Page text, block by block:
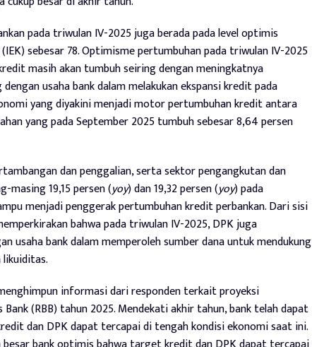
pada triwulan IV-2025 juga berada pada level optimis
sebesar 78. Optimisme pertumbuhan pada triwulan IV-2025
masih akan tumbuh seiring dengan meningkatnya
usaha bank dalam melakukan ekspansi kredit pada
yang diyakini menjadi motor pertumbuhan kredit antara
yang pada September 2025 tumbuh sebesar 8,64 persen
dan penggalian, serta sektor pengangkutan dan
masing 19,15 persen (yoy) dan 19,32 persen (yoy) pada
menjadi penggerak pertumbuhan kredit perbankan. Dari sisi
bahwa pada triwulan IV-2025, DPK juga
usaha bank dalam memperoleh sumber dana untuk mendukung
informasi dari responden terkait proyeksi
(RBB) tahun 2025. Mendekati akhir tahun, bank telah dapat
dan DPK dapat tercapai di tengah kondisi ekonomi saat ini.